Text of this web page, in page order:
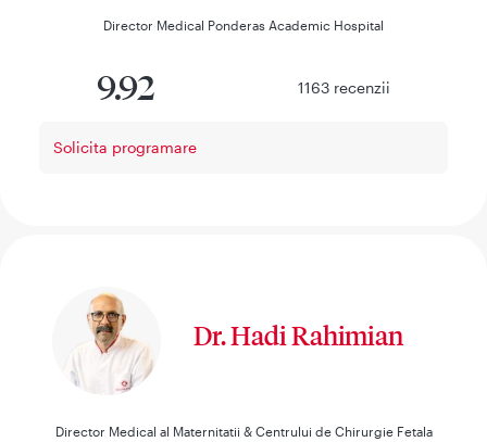
Director Medical Ponderas Academic Hospital
9.92 1163recenzii
Solicita programare
Dr. Hadi Rahimian
Director Medical al Maternitatii & Centrului de Chirurgie Fetala